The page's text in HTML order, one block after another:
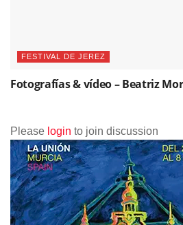
FESTIVAL DE JEREZ
Fotografías & vídeo – Beatriz
Please login to join discussion